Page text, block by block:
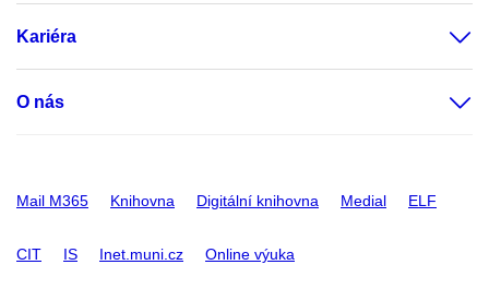
Kariéra
O nás
Mail M365 Knihovna Digitální knihovna Medial ELF
CIT IS Inet.muni.cz Online výuka